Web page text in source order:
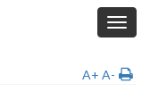
A+ A-